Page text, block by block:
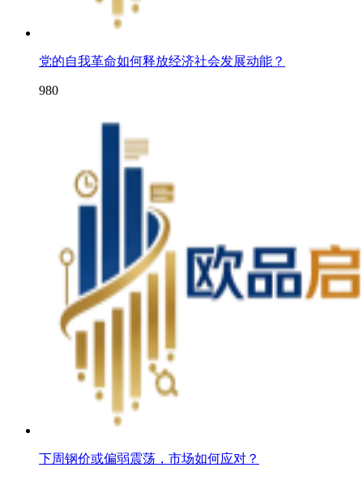
党的自我革命如何释放经济社会发展动能？
980
下周钢价或偏弱震荡，市场如何应对？